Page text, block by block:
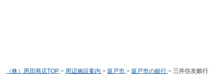
（株）恩田商店TOP > 周辺施設案内 > 坂戸市 > 坂戸市の銀行 > 三井住友銀行